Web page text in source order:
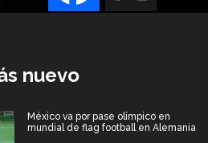
nuevo
México va por pase olímpico en
mundial de flag football en Alemania